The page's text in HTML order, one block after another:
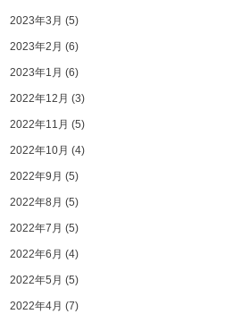
2023年3月 (5)
2023年2月 (6)
2023年1月 (6)
2022年12月 (3)
2022年11月 (5)
2022年10月 (4)
2022年9月 (5)
2022年8月 (5)
2022年7月 (5)
2022年6月 (4)
2022年5月 (5)
2022年4月 (7)